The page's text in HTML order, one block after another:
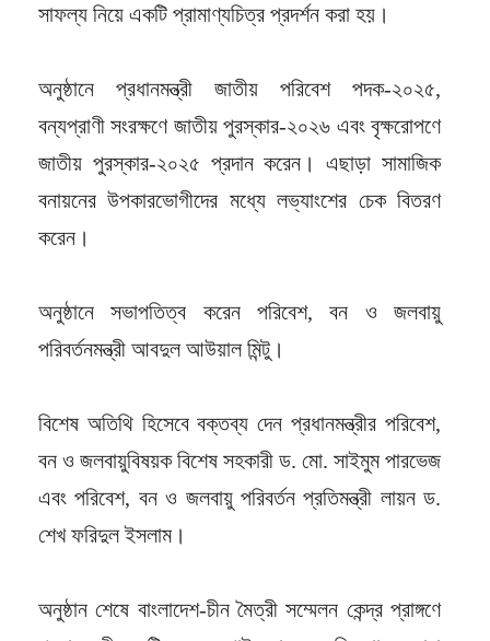
সাফল্য নিয়ে একটি প্রামাণ্যচিত্র প্রদর্শন করা হয়।
অনুষ্ঠানে প্রধানমন্ত্রী জাতীয় পরিবেশ পদক-২০২৫,
বন্যপ্রাণী সংরক্ষণে জাতীয় পুরস্কার-২০২৬ এবং বৃক্ষরোপণে
জাতীয় পুরস্কার-২০২৫ প্রদান করেন। এছাড়া সামাজিক
বনায়নের উপকারভোগীদের মধ্যে লভ্যাংশের চেক বিতরণ
করেন।
অনুষ্ঠানে সভাপতিত্ব করেন পরিবেশ, বন ও জলবায়ু
পরিবর্তনমন্ত্রী আবদুল আউয়াল মিন্টু।
বিশেষ অতিথি হিসেবে বক্তব্য দেন প্রধানমন্ত্রীর পরিবেশ,
বন ও জলবায়ুবিষয়ক বিশেষ সহকারী ড. মো. সাইমুম পারভেজ
এবং পরিবেশ, বন ও জলবায়ু পরিবর্তন প্রতিমন্ত্রী লায়ন ড.
শেখ ফরিদুল ইসলাম।
অনুষ্ঠান শেষে বাংলাদেশ-চীন মৈত্রী সম্মেলন কেন্দ্র প্রাঙ্গণে